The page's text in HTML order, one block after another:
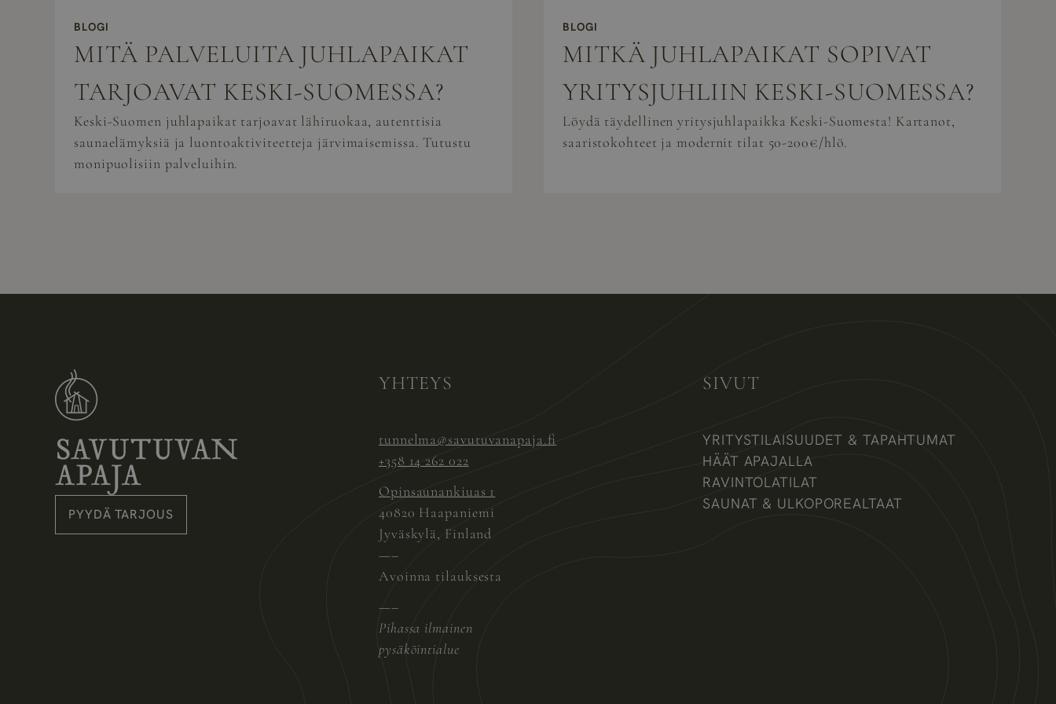
BLOGI
MITÄ PALVELUITA JUHLAPAIKAT
TARJOAVAT KESKI-SUOMESSA?
Keski-Suomen juhlapaikat tarjoavat lähiruokaa, autenttisia
saunaelämyksiä ja luontoaktiviteetteja järvimaisemissa. Tutustu
monipuolisiin palveluihin.
BLOGI
MITKÄ JUHLAPAIKAT SOPIVAT
YRITYSJUHLIIN KESKI-SUOMESSA?
Löydä täydellinen yritysjuhlapaikka Keski-Suomesta! Kartanot,
saaristokohteet ja modernit tilat 50-200€/hlö.
Savutuvan Apaja
PYYDÄ TARJOUS
YHTEYS
tunnelma@savutuvanapaja.fi
+358 14 262 022
Opinsaunankiuas 1
40820 Haapaniemi
Jyväskylä, Finland
—–
Avoinna tilauksesta
—–
Pihassa ilmainen
pysäköintialue
SIVUT
YRITYSTILAISUUDET & TAPAHTUMAT
HÄÄT APAJALLA
RAVINTOLATILAT
SAUNAT & ULKOPOREALTAAT